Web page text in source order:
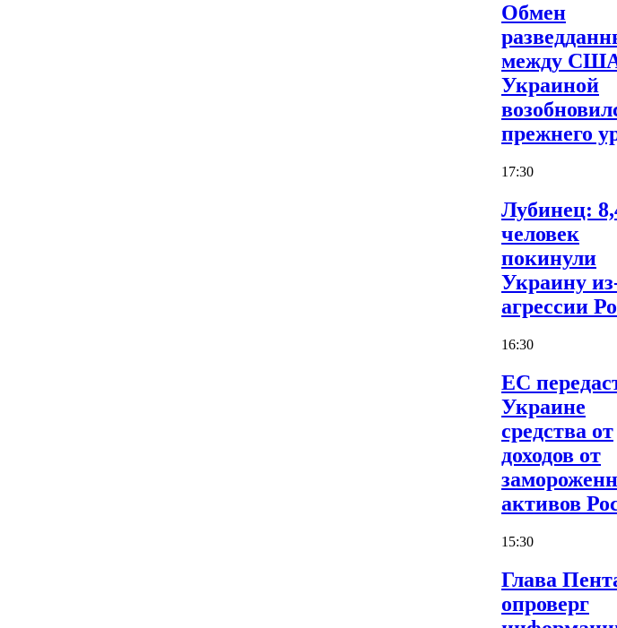
Обмен
между
Украиной
прежнего
17:30
Лубинец:
человек
покинули
Украину
агрессии
16:30
ЕС
Украине
средства от
доходов от
активов
15:30
Глава
опроверг